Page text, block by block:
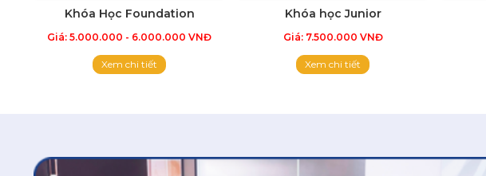
Khóa Học Foundation
Giá: 5.000.000 - 6.000.000 VNĐ
Xem chi tiết
Khóa học Junior
Giá: 7.500.000 VNĐ
Xem chi tiết